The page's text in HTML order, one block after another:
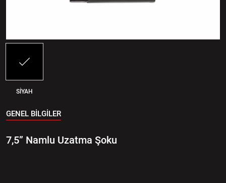
SİYAH
GENEL BİLGİLER
7,5” Namlu Uzatma Şoku